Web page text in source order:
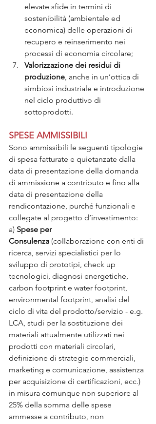
elevate sfide in termini di
sostenibilità (ambientale ed
economica) delle operazioni di
recupero e reinserimento nei
processi di economia circolare;
Valorizzazione dei residui di
produzione , anche in un’ottica di
simbiosi industriale e introduzione
nel ciclo produttivo di
sottoprodotti.
SPESE AMMISSIBILI
Sono ammissibili le seguenti tipologie
di spesa fatturate e quietanzate dalla
data di presentazione della domanda
di ammissione a contributo e fino alla
data di presentazione della
rendicontazione, purché funzionali e
collegate al progetto d’investimento:
a) Spese per
Consulenza (collaborazione con enti di
ricerca, servizi specialistici per lo
sviluppo di prototipi, check up
tecnologici, diagnosi energetiche,
carbon footprint e water footprint,
environmental footprint, analisi del
ciclo di vita del prodotto/servizio - e.g.
LCA, studi per la sostituzione dei
materiali attualmente utilizzati nei
prodotti con materiali circolari,
definizione di strategie commerciali,
marketing e comunicazione, assistenza
per acquisizione di certificazioni, ecc.)
in misura comunque non superiore al
25% della somma delle spese
ammesse a contributo, non